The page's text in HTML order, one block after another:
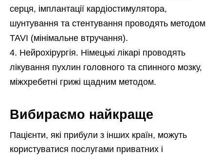
серця, імплантації кардіостимулятора,
шунтування та стентування проводять методом
TAVI (мінімальне втручання).
Нейрохірургія. Німецькі лікарі проводять
лікування пухлин головного та спинного мозку,
міжхребетні грижі щадним методом.
Вибираємо найкраще
Пацієнти, які прибули з інших країн, можуть
користуватися послугами приватних і